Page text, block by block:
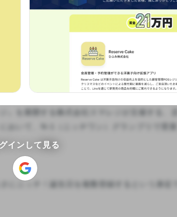
を展開する株式会社スマレジが主催する、店
おいて、N-1（ニッチワン）グランプリで受賞
ニッチ！誕生日を複数登録するという身近で
インして見る